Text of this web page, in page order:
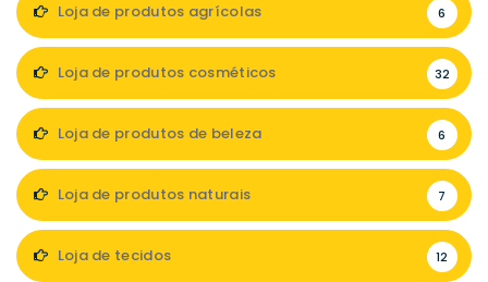
Loja de produtos agrícolas 6
Loja de produtos cosméticos 32
Loja de produtos de beleza 6
Loja de produtos naturais 7
Loja de tecidos 12